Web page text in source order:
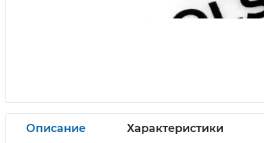
Описание Характеристики